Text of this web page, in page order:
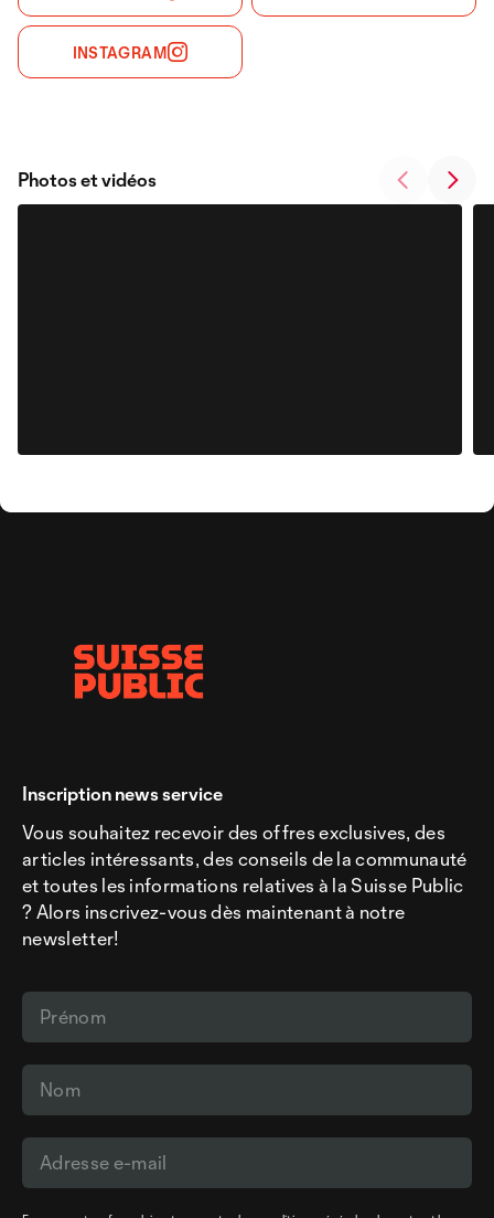
INSTAGRAM
Photos et vidéos
Inscription news service
Vous souhaitez recevoir des offres exclusives, des
articles intéressants, des conseils de la communauté
et toutes les informations relatives à la Suisse Public
? Alors inscrivez-vous dès maintenant à notre
newsletter!